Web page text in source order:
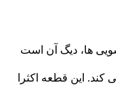
ها، دیگ آن است
این قطعه اکثرا